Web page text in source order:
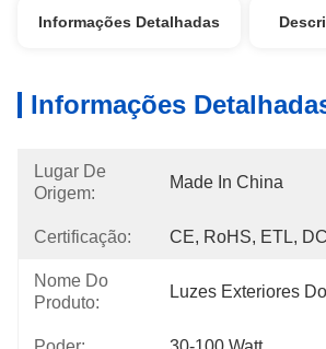
Informações Detalhadas
Informações
Lugar De
Origem:
Made In China
Certificação: CE, RoHS, ETL,
Nome Do
Produto:
Luzes Exteriores